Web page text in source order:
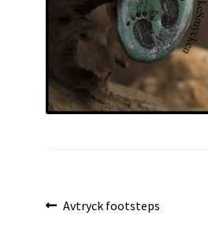
Inläggsnavigering
Föregående
Avtryck footsteps